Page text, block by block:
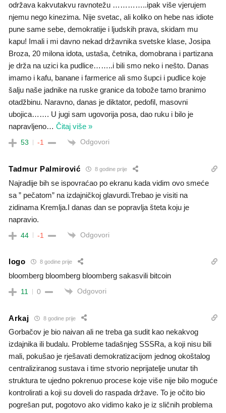
održava kakvutakvu ravnotežu …………..ipak više vjerujem
njemu nego kinezima. Nije svetac, ali koliko on hebe nas idiote
pune same sebe, demokratije i ljudskih prava, skidam mu
kapu! Imali i mi davno nekad državnika svetske klase, Josipa
Broza, 20 milona idota, ustaša, četnika, domobrana i partizana
je drža na uzici ka pudlice……..i bili smo neko i nešto. Danas
imamo i kafu, banane i farmerice ali smo šupci i pudlice koje
šalju naše jadnike na ruske granice da tobože tamo branimo
otadžbinu. Naravno, danas je diktator, pedofil, masovni
ubojica……. U jugi sam ugovorija posa, dao ruku i bilo je
napravljeno… Čitaj više »
53 -1 Odgovori
Tadmur Palmirović 8 godine prije
Najradije bih se ispovraćao po ekranu kada vidim ovo smeće
sa ” pečatom” na izdajničkoj glavurdi.Trebao je visiti na
zidinama Kremlja.I danas dan se popravlja šteta koju je
napravio.
44 -1 Odgovori
logo 8 godine prije
bloomberg bloomberg bloomberg sakasvili bitcoin
11 0 Odgovori
Arkaj 8 godine prije
Gorbačov je bio naivan ali ne treba ga sudit kao nekakvog
izdajnika ili budalu. Probleme tadašnjeg SSSRa, a koji nisu bili
mali, pokušao je rješavati demokratizacijom jednog okoštalog
centraliziranog sustava i time stvorio neprijatelje unutar tih
struktura te ujedno pokrenuo procese koje više nije bilo moguće
kontrolirati a koji su doveli do raspada države. To je očito bio
pogrešan put, pogotovo ako vidimo kako je iz sličnih problema